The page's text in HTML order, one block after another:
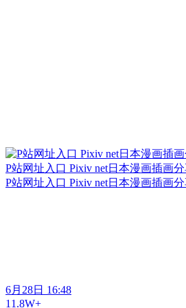
P站网址入口 Pixiv net日本漫画插画
P站网址入口 Pixiv net日本漫画插画
6月28日 16:48
11.8W+